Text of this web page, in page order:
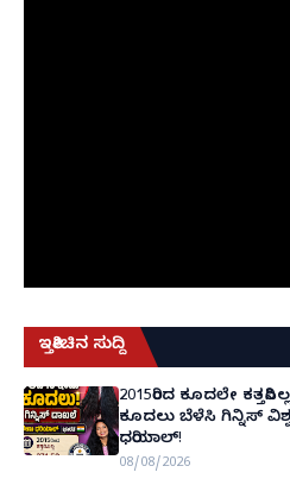
ಇತ್ತೀಚಿನ ಸುದ್ದಿ
2015ರಿಂದ ಕೂದಲೇ
ಕೂದಲು ಬೆಳೆಸಿ ಗಿನ್ನಿಸ್
ಧರಿಯಾಲ್!
08/08/2026